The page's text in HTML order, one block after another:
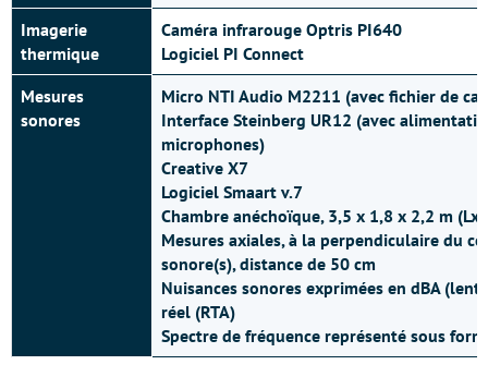
Imagerie
thermique
Caméra infrarouge Optris PI640
Logiciel PI Connect
Mesures
sonores
Micro NTI Audio M2211 (avec fichier de
Interface Steinberg UR12 (avec
microphones)
Creative X7
Logiciel Smaart v.7
Chambre anéchoïque, 3,5 x 1,8 x 2,2 m
Mesures axiales, à la perpendiculaire du
sonore(s), distance de 50 cm
Nuisances sonores exprimées en dBA
réel (RTA)
Spectre de fréquence représenté sous